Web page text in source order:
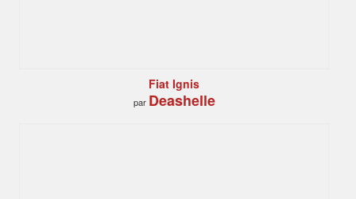
Fiat Ignis
par Deashelle